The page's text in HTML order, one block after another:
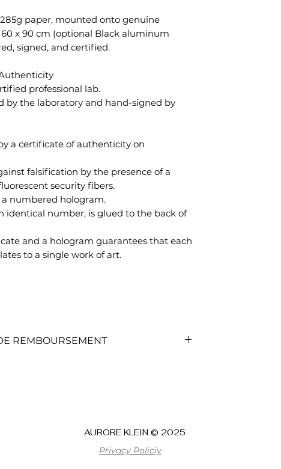
paper, mounted onto genuine
x 90 cm (optional Black aluminum
signed, and certified.
professional lab.
by the laboratory and hand-signed by
a certificate of authenticity on
falsification by the presence of a
security fibers.
a numbered hologram.
identical number, is glued to the back of
and a hologram guarantees that each
to a single work of art.
REMBOURSEMENT
vous pouvez :AURORE KLEIN © 2025
Privacy Policiy